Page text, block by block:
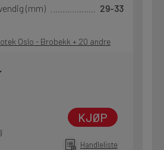
(mm)
29-33
Oslo - Brobekk + 20 andre
KJØP
Handleliste